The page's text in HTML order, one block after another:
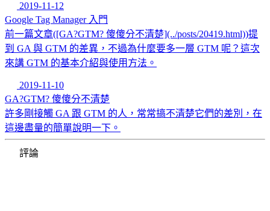
2019-11-12
Google Tag Manager 入門
前一篇文章([GA?GTM? 傻傻分不清楚](../posts/20419.html))提
到 GA 與 GTM 的差異，不過為什麼要多一層 GTM 呢？這次
來講 GTM 的基本介紹與使用方法。
2019-11-10
GA?GTM? 傻傻分不清楚
許多剛接觸 GA 跟 GTM 的人，常常搞不清楚它們的差別，在
這邊盡量的簡單說明一下。
評論